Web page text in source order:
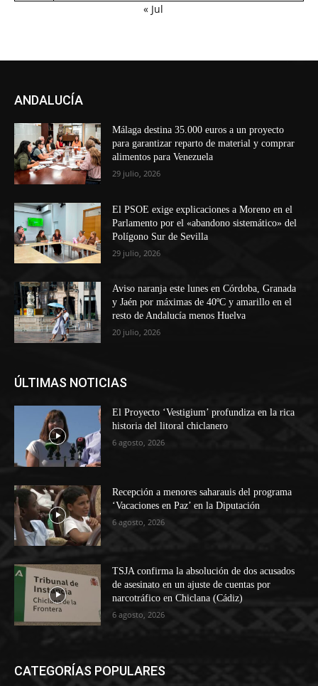
« Jul
ANDALUCÍA
Málaga destina 35.000 euros a un proyecto
para garantizar reparto de material y comprar
alimentos para Venezuela
29 julio, 2026
El PSOE exige explicaciones a Moreno en el
Parlamento por el «abandono sistemático» del
Polígono Sur de Sevilla
29 julio, 2026
Aviso naranja este lunes en Córdoba, Granada
y Jaén por máximas de 40ºC y amarillo en el
resto de Andalucía menos Huelva
20 julio, 2026
ÚLTIMAS NOTICIAS
El Proyecto ‘Vestigium’ profundiza en la rica
historia del litoral chiclanero
6 agosto, 2026
Recepción a menores saharauis del programa
‘Vacaciones en Paz’ en la Diputación
6 agosto, 2026
TSJA confirma la absolución de dos acusados
de asesinato en un ajuste de cuentas por
narcotráfico en Chiclana (Cádiz)
6 agosto, 2026
CATEGORÍAS POPULARES